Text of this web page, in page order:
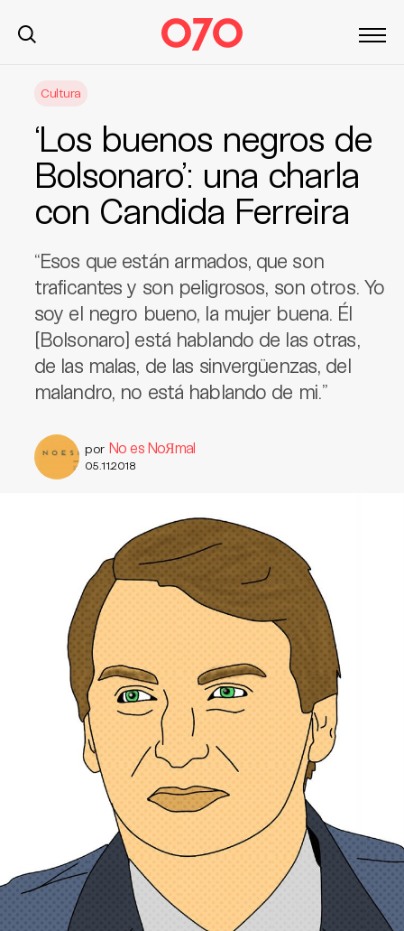
Cultura
‘Los buenos negros de
Bolsonaro’: una charla
con Candida Ferreira
“Esos que están armados, que son
traficantes y son peligrosos, son otros. Yo
soy el negro bueno, la mujer buena. Él
[Bolsonaro] está hablando de las otras,
de las malas, de las sinvergüenzas, del
malandro, no está hablando de mi.”
por No es NoЯmal
05.11.2018